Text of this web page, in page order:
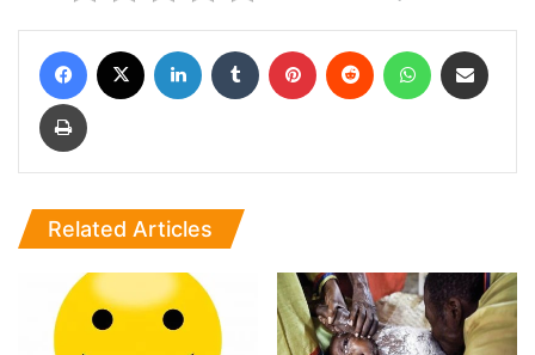
Facebook LinkedIn Tumblr Pinterest Reddit WhatsApp
Print
Related Articles